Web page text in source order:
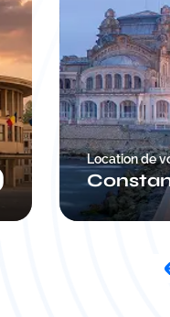
Location